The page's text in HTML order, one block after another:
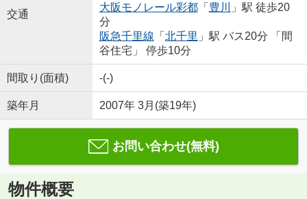
交通
大阪モノレール彩都「 豊川
」駅 徒歩20
分
阪急千里線 「 北千里 」駅 バス20分 「間
谷住宅」 停歩10分
間取り(面積) -(-)
築年月 2007年 3月(築19年)
お問い合わせ(無料)
物件概要